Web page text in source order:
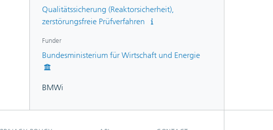
Qualitätssicherung (Reaktorsicherheit),
zerstörungsfreie Prüfverfahren
Funder
Bundesministerium für Wirtschaft und Energie
BMWi